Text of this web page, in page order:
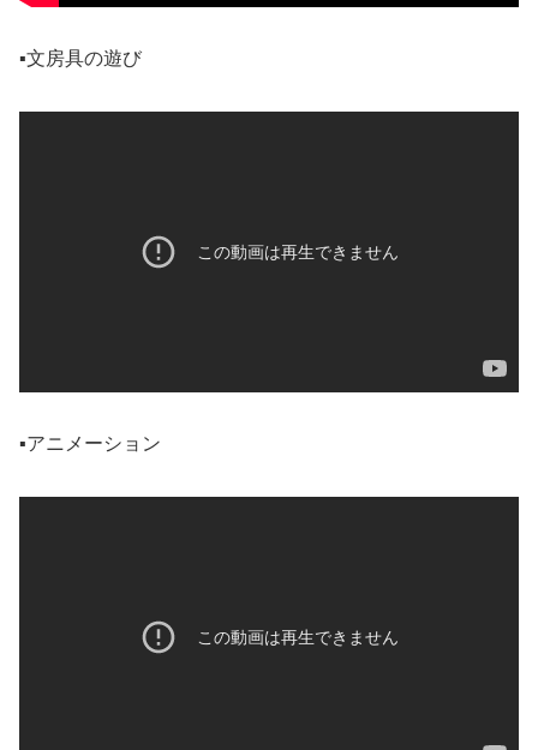
▪️文房具の遊び
▪️アニメーション